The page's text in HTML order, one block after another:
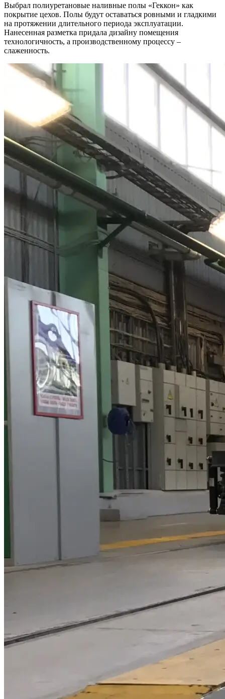
Выбрал полиуретановые наливные полы «Геккон» как
покрытие цехов. Полы будут оставаться ровными и гладкими
на протяжении длительного периода эксплуатации.
Нанесенная разметка придала дизайну помещения
технологичность, а производственному процессу –
слаженность.